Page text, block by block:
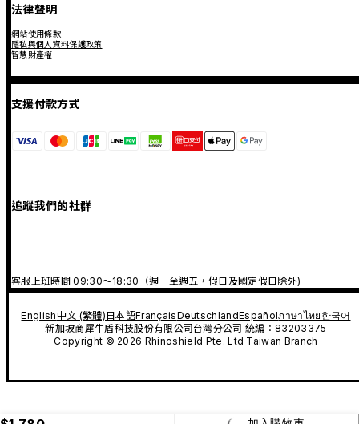
法律聲明
網站使用條款
隱私與個人資料保護政策
智慧財產權
支援付款方式
追蹤我們的社群
客服上班時間 09:30～18:30（週一至週五，假日及國定假日除外)
English中文 (繁體)日本語FrançaisDeutschlandEspañolภาษาไทย 한국어
新加坡商犀牛盾科技股份有限公司台灣分公司 統編：83203375
Copyright © 2026 Rhinoshield Pte. Ltd Taiwan Branch